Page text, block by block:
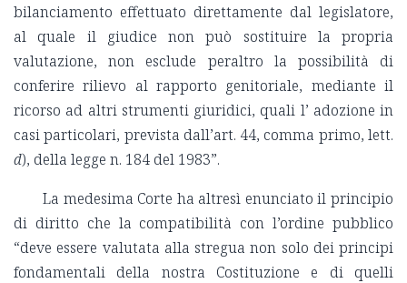
bilanciamento effettuato direttamente dal legislatore,
al quale il giudice non può sostituire la propria
valutazione, non esclude peraltro la possibilità di
conferire rilievo al rapporto genitoriale, mediante il
ricorso ad altri strumenti giuridici, quali l’ adozione in
casi particolari, prevista dall’art. 44, comma primo, lett.
d), della legge n. 184 del 1983”.
La medesima Corte ha altresì enunciato il principio
di diritto che la compatibilità con l’ordine pubblico
“deve essere valutata alla stregua non solo dei principi
fondamentali della nostra Costituzione e di quelli